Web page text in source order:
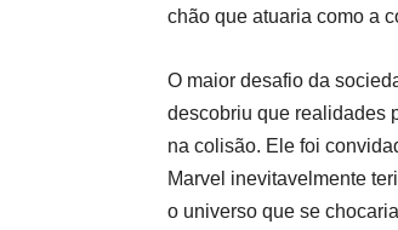
chão que atuaria como a
O maior desafio da
descobriu que realidades
na colisão. Ele foi
Marvel inevitavelmente
o universo que se